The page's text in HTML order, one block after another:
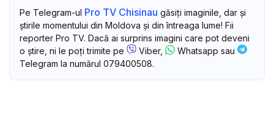
Pe Telegram-ul Pro TV Chisinau găsiți imaginile, dar și
știrile momentului din Moldova și din întreaga lume! Fii
reporter Pro TV. Dacă ai surprins imagini care pot deveni
o știre, ni le poți trimite pe
Viber,
Whatsapp sau
Telegram la numărul 079400508.